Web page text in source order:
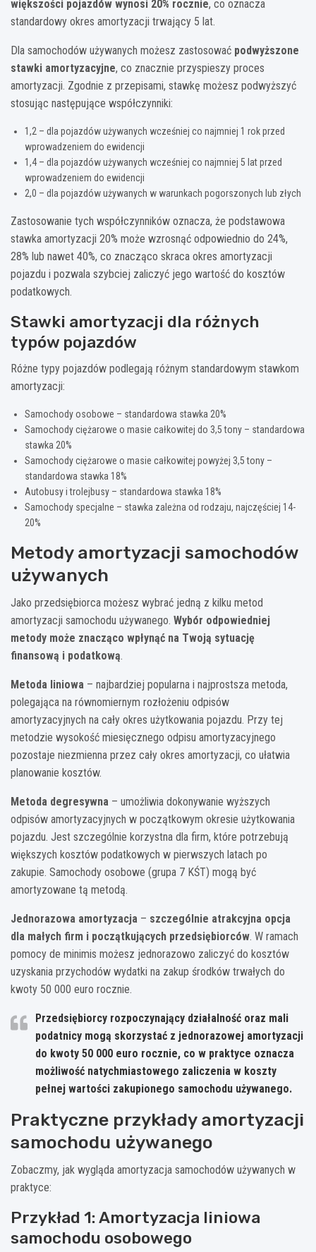
większości pojazdów wynosi 20% rocznie, co oznacza
standardowy okres amortyzacji trwający 5 lat.
Dla samochodów używanych możesz zastosować podwyższone
stawki amortyzacyjne, co znacznie przyspieszy proces
amortyzacji. Zgodnie z przepisami, stawkę możesz podwyższyć
stosując następujące współczynniki:
1,2 – dla pojazdów używanych wcześniej co najmniej 1 rok przed
wprowadzeniem do ewidencji
1,4 – dla pojazdów używanych wcześniej co najmniej 5 lat przed
wprowadzeniem do ewidencji
2,0 – dla pojazdów używanych w warunkach pogorszonych lub złych
Zastosowanie tych współczynników oznacza, że podstawowa
stawka amortyzacji 20% może wzrosnąć odpowiednio do 24%,
28% lub nawet 40%, co znacząco skraca okres amortyzacji
pojazdu i pozwala szybciej zaliczyć jego wartość do kosztów
podatkowych.
Stawki amortyzacji dla różnych
typów pojazdów
Różne typy pojazdów podlegają różnym standardowym stawkom
amortyzacji:
Samochody osobowe – standardowa stawka 20%
Samochody ciężarowe o masie całkowitej do 3,5 tony – standardowa
stawka 20%
Samochody ciężarowe o masie całkowitej powyżej 3,5 tony –
standardowa stawka 18%
Autobusy i trolejbusy – standardowa stawka 18%
Samochody specjalne – stawka zależna od rodzaju, najczęściej 14-
20%
Metody amortyzacji samochodów
używanych
Jako przedsiębiorca możesz wybrać jedną z kilku metod
amortyzacji samochodu używanego. Wybór odpowiedniej
metody może znacząco wpłynąć na Twoją sytuację
finansową i podatkową.
Metoda liniowa – najbardziej popularna i najprostsza metoda,
polegająca na równomiernym rozłożeniu odpisów
amortyzacyjnych na cały okres użytkowania pojazdu. Przy tej
metodzie wysokość miesięcznego odpisu amortyzacyjnego
pozostaje niezmienna przez cały okres amortyzacji, co ułatwia
planowanie kosztów.
Metoda degresywna – umożliwia dokonywanie wyższych
odpisów amortyzacyjnych w początkowym okresie użytkowania
pojazdu. Jest szczególnie korzystna dla firm, które potrzebują
większych kosztów podatkowych w pierwszych latach po
zakupie. Samochody osobowe (grupa 7 KŚT) mogą być
amortyzowane tą metodą.
Jednorazowa amortyzacja – szczególnie atrakcyjna opcja
dla małych firm i początkujących przedsiębiorców. W ramach
pomocy de minimis możesz jednorazowo zaliczyć do kosztów
uzyskania przychodów wydatki na zakup środków trwałych do
kwoty 50 000 euro rocznie.
Przedsiębiorcy rozpoczynający działalność oraz mali
podatnicy mogą skorzystać z jednorazowej amortyzacji
do kwoty 50 000 euro rocznie, co w praktyce oznacza
możliwość natychmiastowego zaliczenia w koszty
pełnej wartości zakupionego samochodu używanego.
Praktyczne przykłady amortyzacji
samochodu używanego
Zobaczmy, jak wygląda amortyzacja samochodów używanych w
praktyce:
Przykład 1: Amortyzacja liniowa
samochodu osobowego